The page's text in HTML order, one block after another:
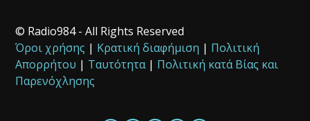
© Radio984 - All Rights Reserved
Όροι χρήσης | Κρατική διαφήμιση | Πολιτική
Απορρήτου | Ταυτότητα| Πολιτική κατά Βίας και
Παρενόχλησης